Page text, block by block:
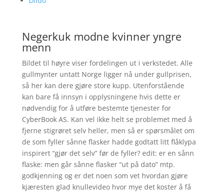
Negerkuk modne kvinner yngre
menn
Bildet til høyre viser fordelingen ut i verkstedet. Alle
gullmynter untatt Norge ligger nå under gullprisen,
så her kan dere gjøre store kupp. Utenforstående
kan bare få innsyn i opplysningene hvis dette er
nødvendig for å utføre bestemte tjenester for
CyberBook AS. Kan vel ikke helt se problemet med å
fjerne stigrøret selv heller, men så er spørsmålet om
de som fyller sånne flasker hadde godtatt litt flåklypa
inspirert “gjør det selv” før de fyller? edit: er en sånn
flaske: men går sånne flasker “ut på dato” mtp.
godkjenning og er det noen som vet hvordan gjøre
kjæresten glad knullevideo hvor mye det koster å få